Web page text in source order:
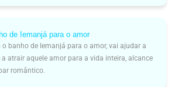
de Iemanjá para o amor
o banho de Iemanjá para o amor, vai ajudar a
a atrair aquele amor para a vida inteira, alcance
romântico.